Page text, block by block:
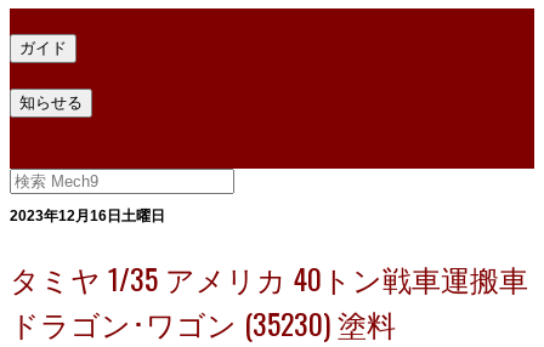
ガイド
知らせる
2023年12月16日土曜日
タミヤ 1/35 アメリカ 40トン戦車運搬車
ドラゴン･ワゴン (35230) 塗料